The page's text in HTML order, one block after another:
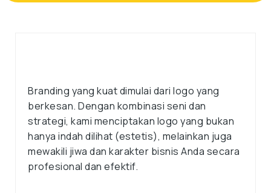
Branding yang kuat dimulai dari logo yang
berkesan. Dengan kombinasi seni dan
strategi, kami menciptakan logo yang bukan
hanya indah dilihat (estetis), melainkan juga
mewakili jiwa dan karakter bisnis Anda secara
profesional dan efektif.